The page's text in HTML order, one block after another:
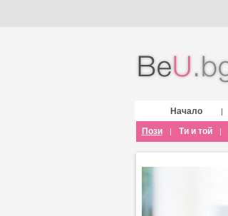
Начало |
Пози
| Ти и той |